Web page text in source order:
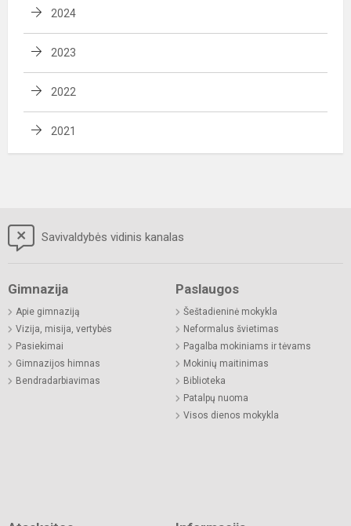
2024
2023
2022
2021
Savivaldybės vidinis kanalas
Gimnazija
Apie gimnaziją
Vizija, misija, vertybės
Pasiekimai
Gimnazijos himnas
Bendradarbiavimas
Paslaugos
Šeštadieninė mokykla
Neformalus švietimas
Pagalba mokiniams ir tėvams
Mokinių maitinimas
Biblioteka
Patalpų nuoma
Visos dienos mokykla